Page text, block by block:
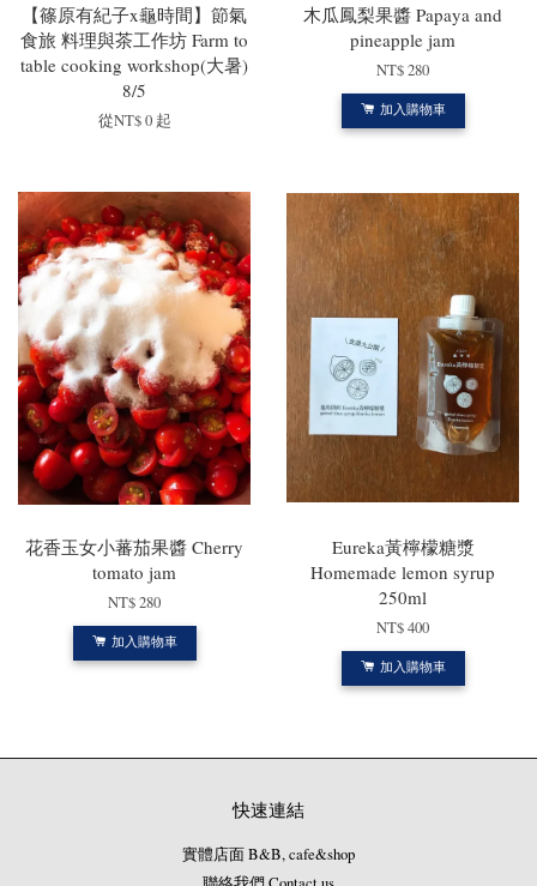
【篠原有紀子x龜時間】節氣
食旅 料理與茶工作坊 Farm to
table cooking workshop(大暑)
8/5
從NT$ 0 起
木瓜鳳梨果醬 Papaya and
pineapple jam
NT$ 280
加入購物車
花香玉女小蕃茄果醬 Cherry
tomato jam
NT$ 280
加入購物車
Eureka黃檸檬糖漿
Homemade lemon syrup
250ml
NT$ 400
加入購物車
快速連結
實體店面 B&B, cafe&shop